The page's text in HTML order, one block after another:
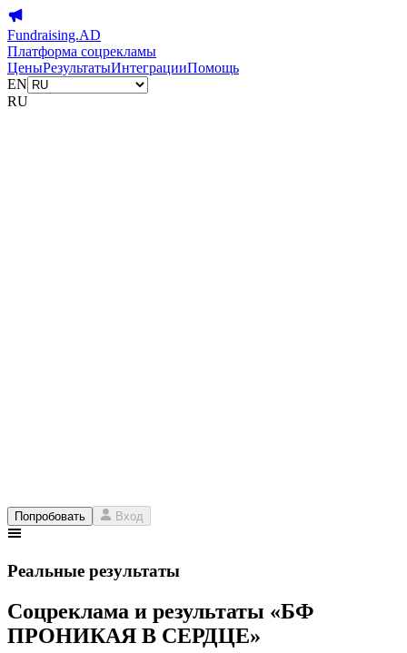
Fundraising.AD
Платформа соцрекламы
ЦеныРезультатыИнтеграцииПомощь
EN
RU
Попробовать Вход
Реальные результаты
Соцреклама и результаты «БФ
ПРОНИКАЯ В СЕРДЦЕ»